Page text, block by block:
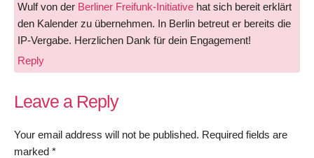
Wulf von der Berliner Freifunk-Initiative hat sich bereit erklärt
den Kalender zu übernehmen. In Berlin betreut er bereits die
IP-Vergabe. Herzlichen Dank für dein Engagement!
Reply
Leave a Reply
Your email address will not be published. Required fields are
marked *